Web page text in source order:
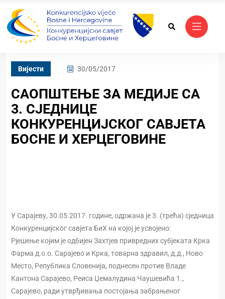
Вијести 30/05/2017
САОПШТЕЊЕ ЗА МЕДИЈЕ СА
3. СЈЕДНИЦЕ
КОНКУРЕНЦИЈСКОГ САВЈЕТА
БОСНЕ И ХЕРЦЕГОВИНЕ
У Сарајеву, 30.05.2017. године, одржана је 3. (трећа) сједница
Конкуренцијског савјета БиХ на којој је усвојено:
Рјешење којим је одбијен Захтјев привредних субјеката Крка
Фарма д.о.о. Сарајево и Крка, товарна здравил, д.д., Ново
Место, Република Словенија, поднесен против Владе
Кантона Сарајево, Реиса Џемалудина Чаушевића 1.,
Сарајево, ради утврђивања постојања забрањеног